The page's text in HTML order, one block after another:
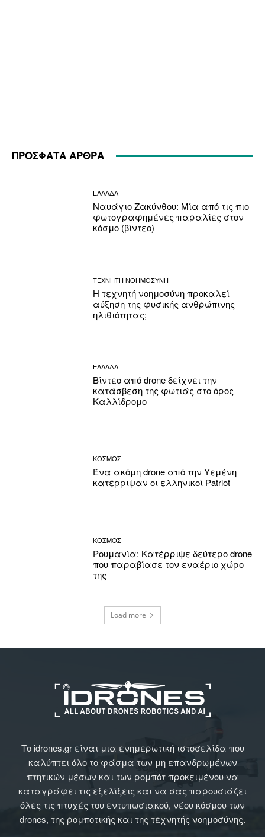
ΠΡΟΣΦΑΤΑ ΑΡΘΡΑ
ΕΛΛΑΔΑ
Ναυάγιο Ζακύνθου: Μία από τις πιο
φωτογραφημένες παραλίες στον
κόσμο (βίντεο)
ΤΕΧΝΗΤΗ ΝΟΗΜΟΣΥΝΗ
Η τεχνητή νοημοσύνη προκαλεί
αύξηση της φυσικής ανθρώπινης
ηλιθιότητας;
ΕΛΛΑΔΑ
Βίντεο από drone δείχνει την
κατάσβεση της φωτιάς στο όρος
Καλλίδρομο
ΚΟΣΜΟΣ
Ένα ακόμη drone από την Υεμένη
κατέρριψαν οι ελληνικοί Patriot
ΚΟΣΜΟΣ
Ρουμανία: Κατέρριψε δεύτερο drone
που παραβίασε τον εναέριο χώρο
της
Load more
Το idrones.gr είναι μια ενημερωτική ιστοσελίδα που
καλύπτει όλο το φάσμα των μη επανδρωμένων
πτητικών μέσων και των ρομπότ προκειμένου να
καταγράφει τις εξελίξεις και να σας παρουσιάζει
όλες τις πτυχές του εντυπωσιακού, νέου κόσμου των
drones, της ρομποτικής και της τεχνητής νοημοσύνης.